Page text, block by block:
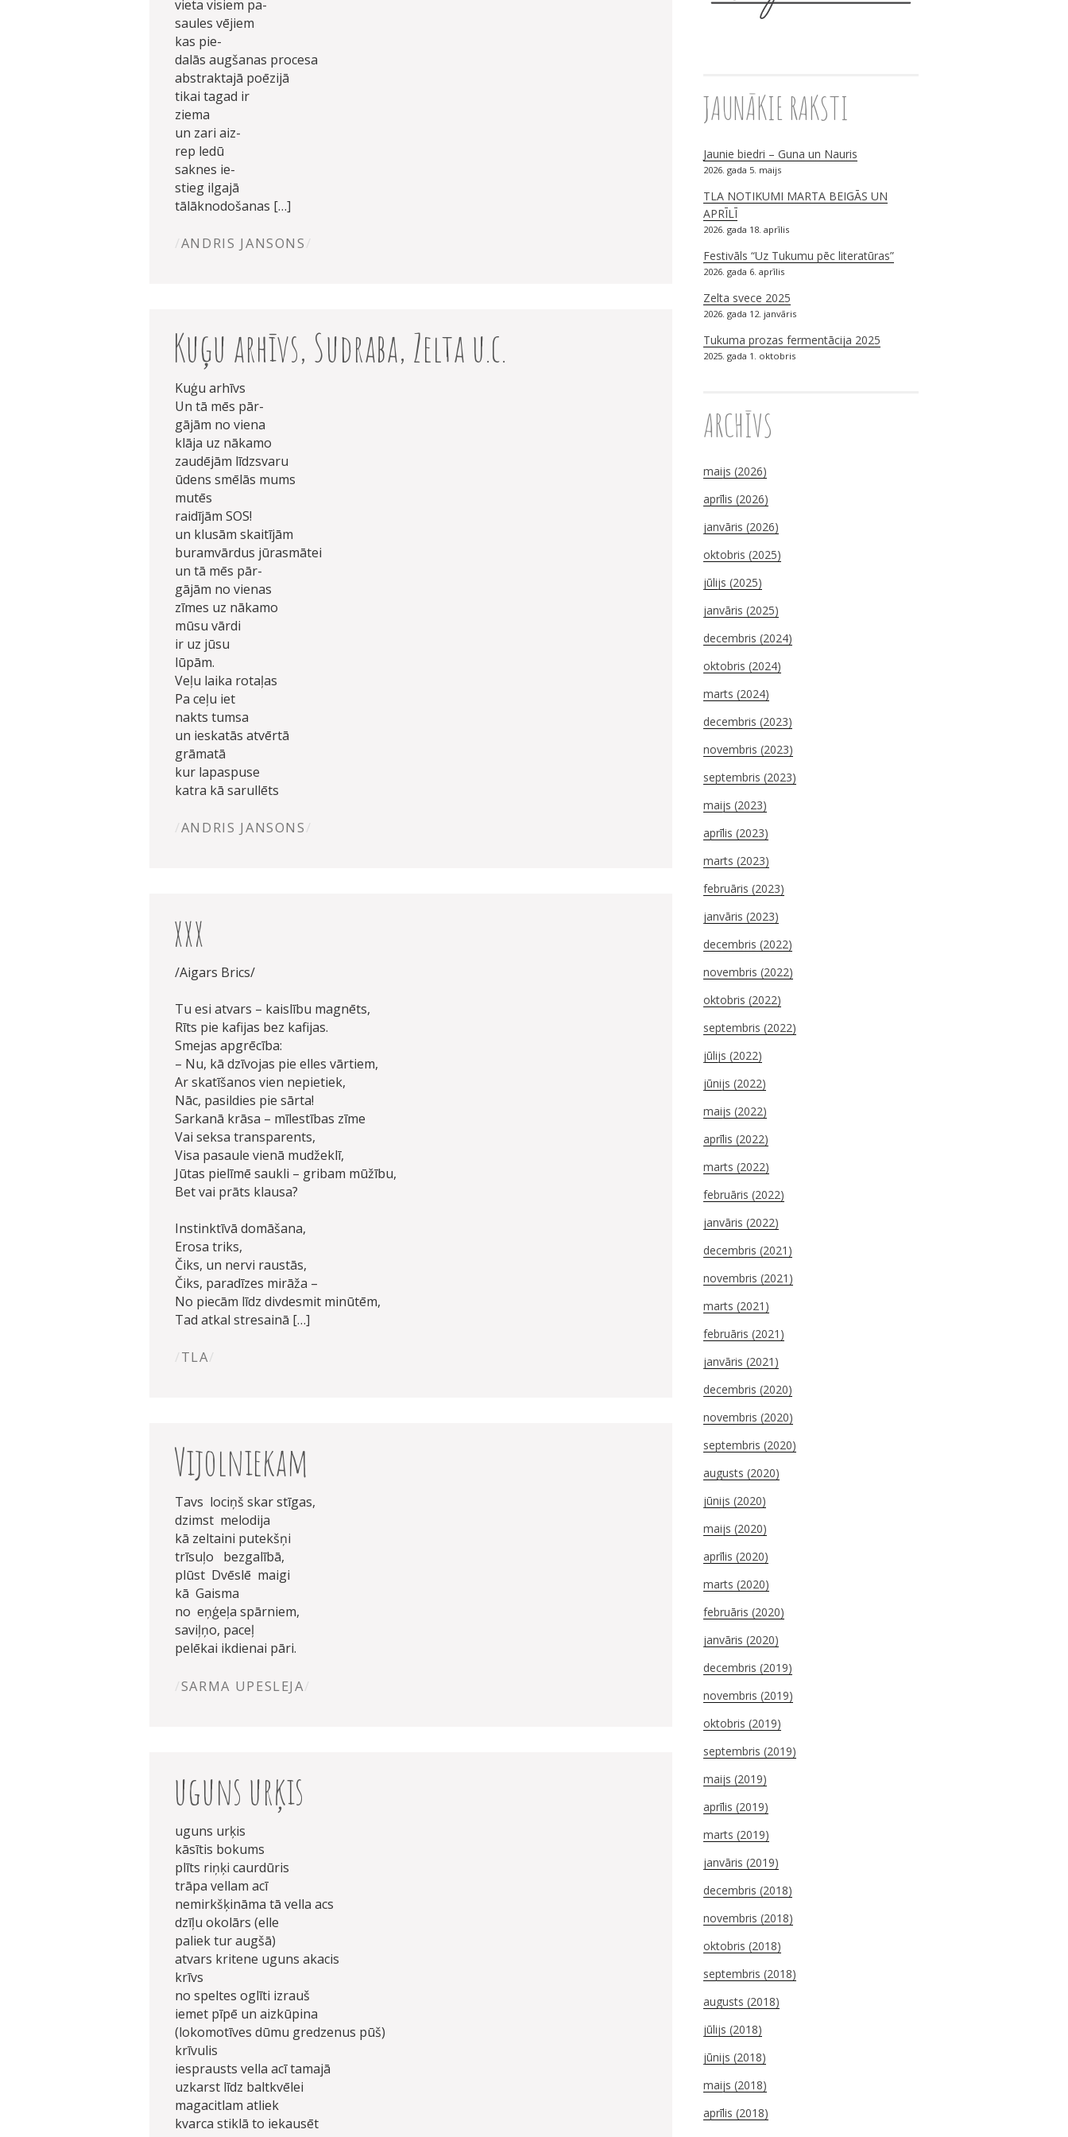
vieta visiem pa-
saules vējiem
kas pie-
dalās augšanas procesa
abstraktajā poēzijā
tikai tagad ir
ziema
un zari aiz-
rep ledū
saknes ie-
stieg ilgajā
tālāknodošanas […]
ANDRIS JANSONS
Kuģu arhīvs, Sudraba, Zelta u.c.
Kuģu arhīvs
Un tā mēs pār-
gājām no viena
klāja uz nākamo
zaudējām līdzsvaru
ūdens smēlās mums
mutēs
raidījām SOS!
un klusām skaitījām
buramvārdus jūrasmātei
un tā mēs pār-
gājām no vienas
zīmes uz nākamo
mūsu vārdi
ir uz jūsu
lūpām.
Veļu laika rotaļas
Pa ceļu iet
nakts tumsa
un ieskatās atvērtā
grāmatā
kur lapaspuse
katra kā sarullēts
ANDRIS JANSONS
xxx
/Aigars Brics/
Tu esi atvars – kaislību magnēts,
Rīts pie kafijas bez kafijas.
Smejas apgrēcība:
– Nu, kā dzīvojas pie elles vārtiem,
Ar skatīšanos vien nepietiek,
Nāc, pasildies pie sārta!
Sarkanā krāsa – mīlestības zīme
Vai seksa transparents,
Visa pasaule vienā mudžeklī,
Jūtas pielīmē saukli – gribam mūžību,
Bet vai prāts klausa?
Instinktīvā domāšana,
Erosa triks,
Čiks, un nervi raustās,
Čiks, paradīzes mirāža –
No piecām līdz divdesmit minūtēm,
Tad atkal stresainā […]
TLA
Vijolniekam
Tavs lociņš skar stīgas,
dzimst melodija
kā zeltaini putekšņi
trīsuļo bezgalībā,
plūst Dvēslē maigi
kā Gaisma
no eņģeļa spārniem,
saviļņo, paceļ
pelēkai ikdienai pāri.
SARMA UPESLEJA
uguns urķis
uguns urķis
kāsītis bokums
plīts riņķi caurdūris
trāpa vellam acī
nemirkšķināma tā vella acs
dzīļu okolārs (elle
paliek tur augšā)
atvars kritene uguns akacis
krīvs
no speltes oglīti izrauš
iemet pīpē un aizkūpina
(lokomotīves dūmu gredzenus pūš)
krīvulis
iesprausts vella acī tamajā
uzkarst līdz baltkvēlei
magacitlam atliek
kvarca stiklā to iekausēt
JAUNĀKIE RAKSTI
Jaunie biedri – Guna un Nauris
2026. gada 5. maijs
TLA NOTIKUMI MARTA BEIGĀS UN
APRĪLĪ
2026. gada 18. aprīlis
Festivāls “Uz Tukumu pēc literatūras”
2026. gada 6. aprīlis
Zelta svece 2025
2026. gada 12. janvāris
Tukuma prozas fermentācija 2025
2025. gada 1. oktobris
ARCHĪVS
maijs (2026)
aprīlis (2026)
janvāris (2026)
oktobris (2025)
jūlijs (2025)
janvāris (2025)
decembris (2024)
oktobris (2024)
marts (2024)
decembris (2023)
novembris (2023)
septembris (2023)
maijs (2023)
aprīlis (2023)
marts (2023)
februāris (2023)
janvāris (2023)
decembris (2022)
novembris (2022)
oktobris (2022)
septembris (2022)
jūlijs (2022)
jūnijs (2022)
maijs (2022)
aprīlis (2022)
marts (2022)
februāris (2022)
janvāris (2022)
decembris (2021)
novembris (2021)
marts (2021)
februāris (2021)
janvāris (2021)
decembris (2020)
novembris (2020)
septembris (2020)
augusts (2020)
jūnijs (2020)
maijs (2020)
aprīlis (2020)
marts (2020)
februāris (2020)
janvāris (2020)
decembris (2019)
novembris (2019)
oktobris (2019)
septembris (2019)
maijs (2019)
aprīlis (2019)
marts (2019)
janvāris (2019)
decembris (2018)
novembris (2018)
oktobris (2018)
septembris (2018)
augusts (2018)
jūlijs (2018)
jūnijs (2018)
maijs (2018)
aprīlis (2018)